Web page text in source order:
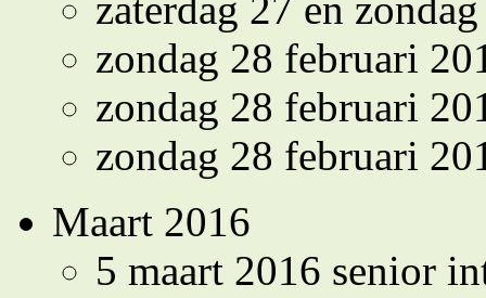
zaterdag 27 en
zondag 28 februari
zondag 28 februari
zondag 28 februari
Maart 2016
5 maart 2016 senior